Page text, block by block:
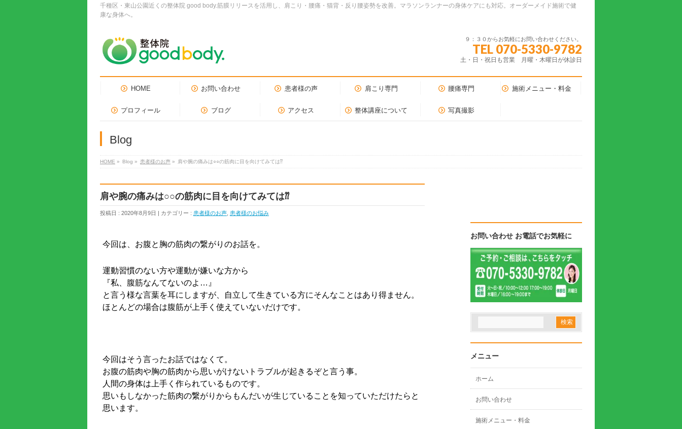
千種区・東山公園近くの整体院 good body.筋膜リリースを活用し、肩こり・腰痛・猫背・反り腰姿勢を改善。マラソンランナーの身体ケアにも対応。オーダーメイド施術で健
康な身体へ。
９：３０からお気軽にお問い合わせください。
TEL 070-5330-9782
土・日・祝日も営業 月曜・木曜日が休診日
HOME お問い合わせ 患者様の声 肩こり専門 腰痛専門 施術メニュー・料金
プロフィール ブログ アクセス 整体講座について 写真撮影
Blog
HOME » Blog » 患者様のお声 » 肩や腕の痛みは○○の筋肉に目を向けてみては⁇
肩や腕の痛みは○○の筋肉に目を向けてみては⁇
投稿日 : 2020年8月9日 | カテゴリー : 患者様のお声 患者様のお悩み
今回は、お腹と胸の筋肉の繋がりのお話を。
運動習慣のない方や運動が嫌いな方から
『私、腹筋なんてないのよ…』
と言う様な言葉を耳にしますが、自立して生きている方にそんなことはあり得ません。
ほとんどの場合は腹筋が上手く使えていないだけです。
今回はそう言ったお話ではなくて。
お腹の筋肉や胸の筋肉から思いがけないトラブルが起きるぞと言う事。
人間の身体は上手く作られているものです。
思いもしなかった筋肉の繋がりからもんだいが生じていることを知っていただけたらと
思います。
お問い合わせ お電話でお気軽に
メニュー
ホーム
お問い合わせ
施術メニュー・料金